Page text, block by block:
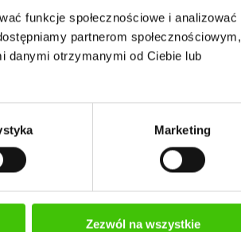
funkcje społecznościowe i analizować
partnerom społecznościowym,
danymi otrzymanymi od Ciebie lub
Marketing
Zezwól na wszystkie